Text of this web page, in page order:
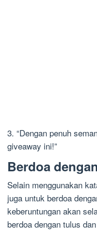
3. “Dengan penuh
giveaway ini!”
Berdoa
Selain menggunakan
juga untuk berdoa
keberuntungan akan
berdoa dengan tulus